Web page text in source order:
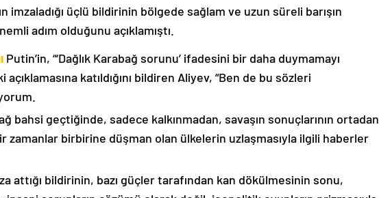
imzaladığı üçlü bildirinin bölgede sağlam ve uzun süreli barışın
adım olduğunu açıklamıştı.
Putin’in, “‘Dağlık Karabağ sorunu’ ifadesini bir daha duymamayı
katıldığını bildiren Aliyev, “Ben de bu sözleri
bahsi geçtiğinde, sadece kalkınmadan, savaşın sonuçlarının ortadan
zamanlar birbirine düşman olan ülkelerin uzlaşmasıyla ilgili haberler
attığı bildirinin, bazı güçler tarafından kan dökülmesinin sonu,